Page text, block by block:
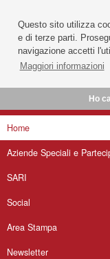
Questo sito utilizza
e di terze parti.
navigazione accetti
Maggiori informazioni
Ho
Home
Aziende Speciali e
SARI
Social
Area Stampa
Newsletter